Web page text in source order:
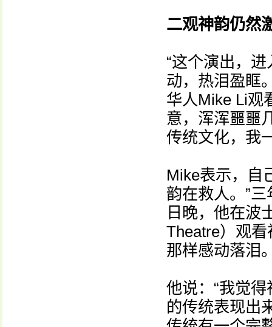
二观神韵仍然
“这个演出，
动，热泪盈眶
华人Mike Li观
意，浑浑噩噩
传统文化，我
Mike表示，自
韵在救人。”
日晚，他在波
Theatre）观
那样感动落泪
他说：“我觉
的传统表现出